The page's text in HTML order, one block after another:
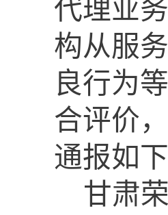
代理业
构从服
良行为
合评价
通报如
甘肃